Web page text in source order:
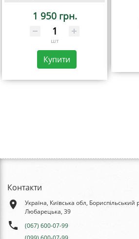
1 950 грн.
шт
Купити
Контакти
place
Україна, Київська обл, Бориспільський
Любарецька, 39
phone
(067) 600-07-99